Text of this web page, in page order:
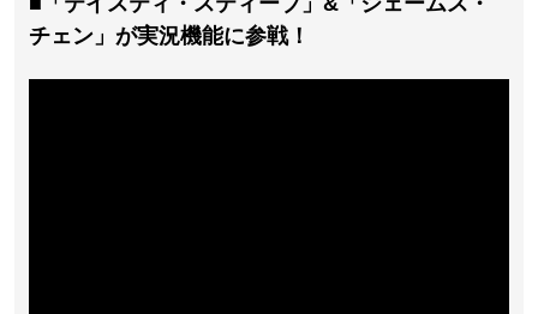
チェン」が実況機能に参戦！